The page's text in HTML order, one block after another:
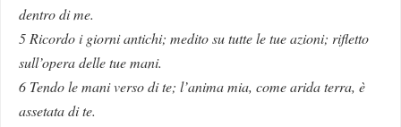
dentro di me.
5 Ricordo i giorni antichi; medito su tutte le tue azioni; rifletto
sull’opera delle tue mani.
6 Tendo le mani verso di te; l’anima mia, come arida terra, è
assetata di te.